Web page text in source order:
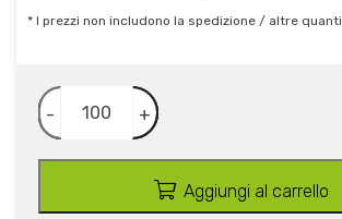
* I prezzi non includono la spedizione / altre
- +
Aggiungi al carrello